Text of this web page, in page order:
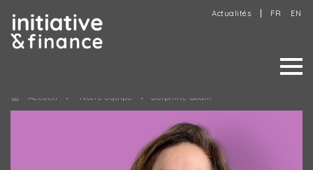
Actualités FR EN
Accueil Notre équipe Delphine Bodin